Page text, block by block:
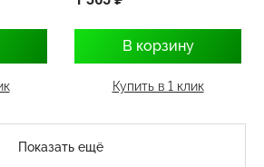
В корзину
Купить в 1 клик
Показать ещё